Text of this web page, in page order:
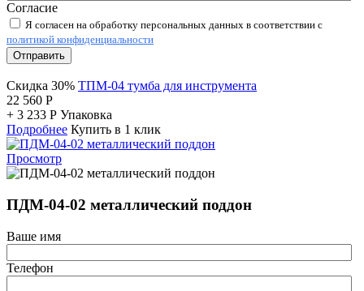
Согласие
Я согласен на обработку персональных данных в соответствии с
политикой конфиденциальности
Отправить
Скидка 30% ТПМ-04 тумба для инструмента
22 560 Р
+ 3 233 Р Упаковка
Подробнее Купить в 1 клик
Просмотр
ПДМ-04-02 металлический поддон
Ваше имя
Телефон